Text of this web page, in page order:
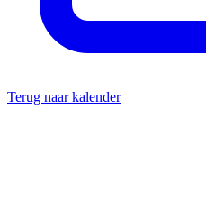
Terug naar kalender